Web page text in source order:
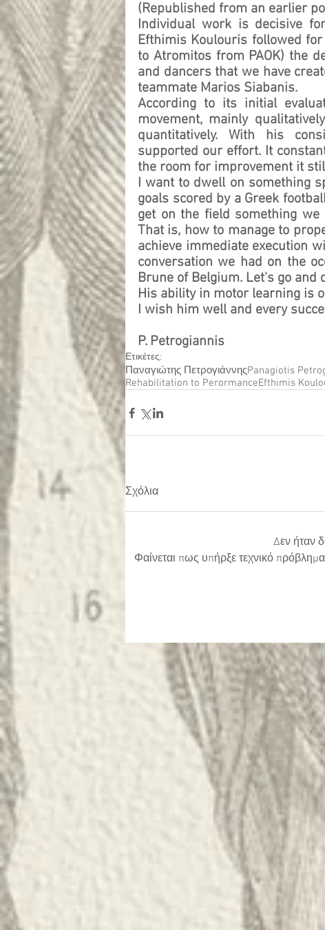
(Republished from an earlier
Individual work is decisive
Efthimis Koulouris followed
to Atromitos from PAOK) the
and dancers that we have
teammate Marios Siabanis.
According to its initial
movement, mainly
quantitatively. With his
supported our effort. It
the room for improvement it
I want to dwell on something
goals scored by a Greek
get on the field something
That is, how to manage to
achieve immediate execution
conversation we had on the
Brune of Belgium. Let's go and
His ability in motor learning is
I wish him well and every
P. Petrogiannis
Ετικέτες:
Παναγιώτης ΠετρογιάννηςPanagiotis
Rehabilitation to PerormanceEfthimis
Σχόλια
Δεν ήταν
Φαίνεται πως υπήρξε τεχνικό